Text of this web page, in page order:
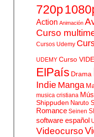
720p
Action Animación
Curso
Cursos Udemy
UDEMY Curso
ElPaís Drama
Indie Manga
musica cristiana
Shippuden Naruto
Romance Seinen
software español
Videocurso